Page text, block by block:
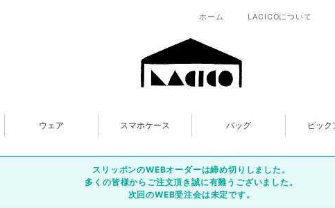
ホーム LACICOについて
ウェア スマホケース バッグ ピック
スリッポンのWEBオーダーは締め切りしました。
多くの皆様からご注文頂き誠に有難うございました。
次回のWEB受注会は未定です。